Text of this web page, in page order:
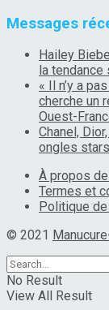
Messages
Hailey
la
« Il n’y a
cherche un
Ouest-
Chanel,
ongles
À propos
Termes et
Politique
© 2021
No Result
View All Result